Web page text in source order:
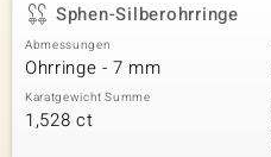
Sphen-Silberohrringe
Abmessungen
Ohrringe - 7 mm
Karatgewicht Summe
1,528 ct